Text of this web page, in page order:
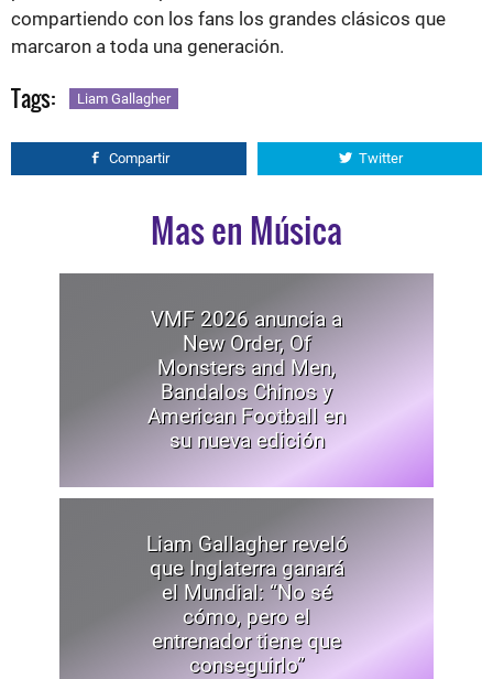
compartiendo con los fans los grandes clásicos que
marcaron a toda una generación.
Tags: Liam Gallagher
Compartir Twitter
Mas en Música
VMF 2026 anuncia a
New Order, Of
Monsters and Men,
Bandalos Chinos y
American Football en
su nueva edición
Liam Gallagher reveló
que Inglaterra ganará
el Mundial: “No sé
cómo, pero el
entrenador tiene que
conseguirlo”